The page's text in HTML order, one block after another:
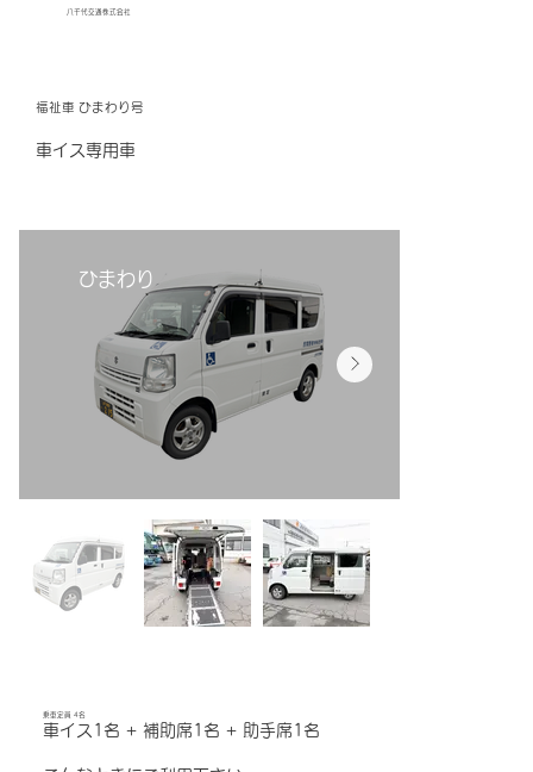
八千代交通株式会社
福祉車 ひまわり号
車イス専用車
ひまわり
乗車定員 4名
車イス1名 + 補助席1名 + 助手席1名